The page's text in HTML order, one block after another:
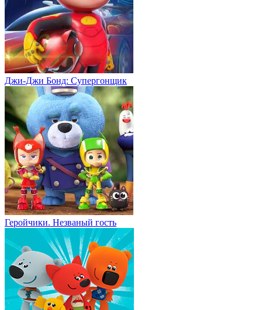
Джи-Джи Бонд: Супергонщик
Геройчики. Незваный гость